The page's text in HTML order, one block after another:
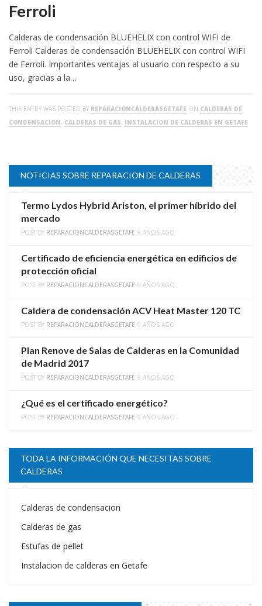
Ferroli
Calderas de condensación BLUEHELIX con control WIFI de
Ferroli Calderas de condensación BLUEHELIX con control WIFI
de Ferroli. Importantes ventajas al usuario con respecto a su
uso, gracias a la…
THIS ENTRY WAS POSTED BY REPARACIONCALDERASGETAFE ON CALDERAS DE
CONDENSACION, CALDERAS DE GAS, INSTALACION DE CALDERAS EN GETAFE
NOTICIAS SOBRE REPARACION DE CALDERAS
Termo Lydos Hybrid Ariston, el primer híbrido del
mercado
POST BY REPARACIONCALDERASGETAFE 9 AÑOS AGO
Certificado de eficiencia energética en edificios de
protección oficial
POST BY REPARACIONCALDERASGETAFE 9 AÑOS AGO
Caldera de condensación ACV Heat Master 120 TC
POST BY REPARACIONCALDERASGETAFE 9 AÑOS AGO
Plan Renove de Salas de Calderas en la Comunidad
de Madrid 2017
POST BY REPARACIONCALDERASGETAFE 9 AÑOS AGO
¿Qué es el certificado energético?
POST BY REPARACIONCALDERASGETAFE 9 AÑOS AGO
TODA LA INFORMACIÓN QUE NECESITAS SOBRE
CALDERAS
Calderas de condensacion
Calderas de gas
Estufas de pellet
Instalacion de calderas en Getafe